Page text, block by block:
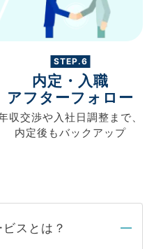
STEP.6
内定・入職
アフターフォロー
収交渉や入社日調整まで、
内定後もバックアップ
スとは？